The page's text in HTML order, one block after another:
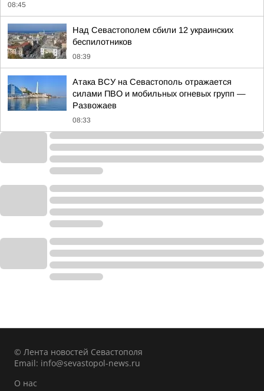
08:45
Над Севастополем сбили 12 украинских
беспилотников
08:39
Атака ВСУ на Севастополь отражается
силами ПВО и мобильных огневых групп —
Развожаев
08:33
© Лента новостей Севастополя
Email: info@sevastopol-news.ru
О нас